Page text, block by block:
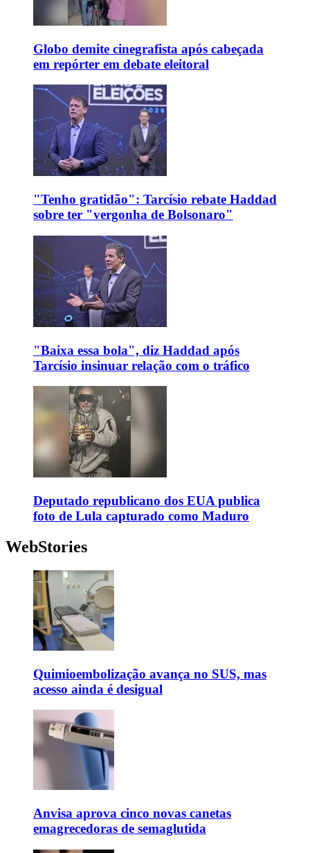
Globo demite cinegrafista após cabeçada
em repórter em debate eleitoral
"Tenho gratidão": Tarcísio rebate Haddad
sobre ter "vergonha de Bolsonaro"
"Baixa essa bola", diz Haddad após
Tarcísio insinuar relação com o tráfico
Deputado republicano dos EUA publica
foto de Lula capturado como Maduro
WebStories
Quimioembolização avança no SUS, mas
acesso ainda é desigual
Anvisa aprova cinco novas canetas
emagrecedoras de semaglutida